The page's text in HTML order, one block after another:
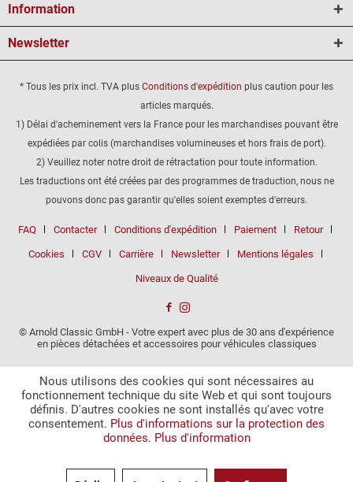
Information
Newsletter
* Tous les prix incl. TVA plus Conditions d'expédition plus caution pour les
articles marqués.
1) Délai d'acheminement vers la France pour les marchandises pouvant être
expédiées par colis (marchandises volumineuses et hors frais de port).
2) Veuillez noter notre droit de rétractation pour toute information.
Les traductions ont été créées par des programmes de traduction, nous ne
pouvons donc pas garantir qu'elles soient exemptes d'erreurs.
FAQ Contacter Conditions d'expédition Paiement Retour
Cookies CGV Carrière Newsletter Mentions légales
Niveaux de Qualité
© Arnold Classic GmbH - Votre expert avec plus de 30 ans d'expérience
en pièces détachées et accessoires pour véhicules classiques
Nous utilisons des cookies qui sont nécessaires au
fonctionnement technique du site Web et qui sont toujours
définis. D'autres cookies ne sont installés qu'avec votre
consentement. Plus d'informations sur la protection des
données. Plus d'information